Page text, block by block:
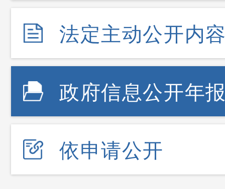
法定主动公开内
政府信息公开年
依申请公开